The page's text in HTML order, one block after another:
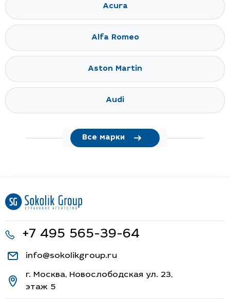
Acura
Alfa Romeo
Aston Martin
Audi
Все марки
+7 495 565-39-64
info@sokolikgroup.ru
г. Москва, Новослободская ул. 23,
этаж 5